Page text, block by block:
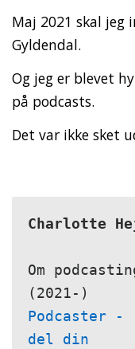
Maj 2021 skal
Gyldendal.
Og jeg er blevet
på podcasts.
Det var ikke sket
Charlotte
Om
Podcaster -
del din